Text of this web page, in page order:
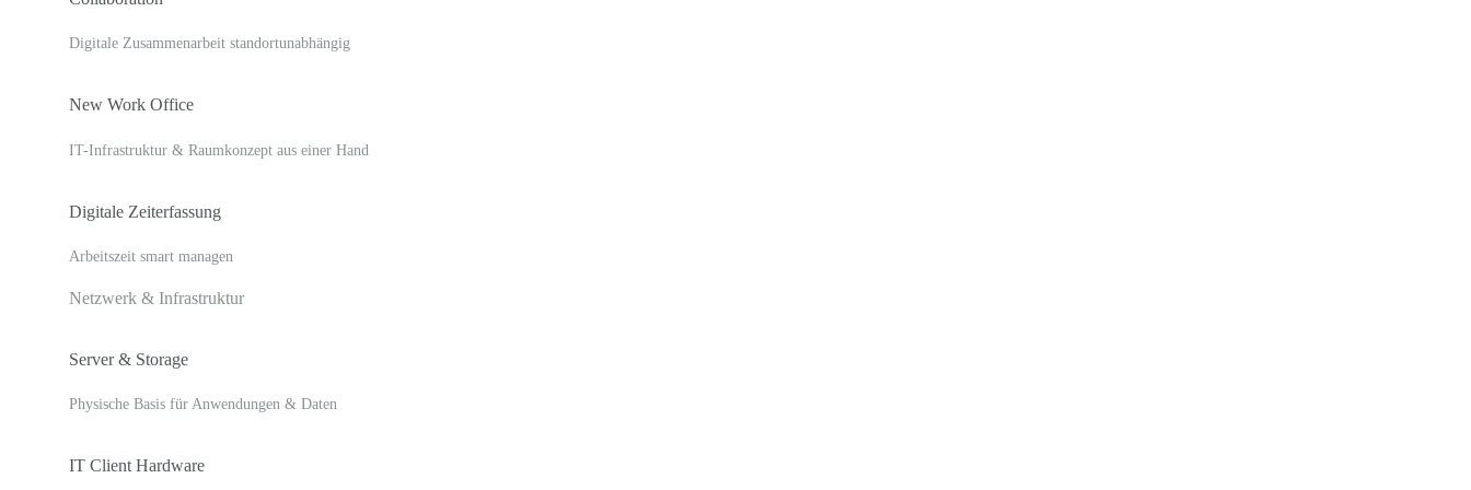
Digitale Zusammenarbeit standortunabhängig
New Work Office
IT-Infrastruktur & Raumkonzept aus einer Hand
Digitale Zeiterfassung
Arbeitszeit smart managen
Netzwerk & Infrastruktur
Server & Storage
Physische Basis für Anwendungen & Daten
IT Client Hardware